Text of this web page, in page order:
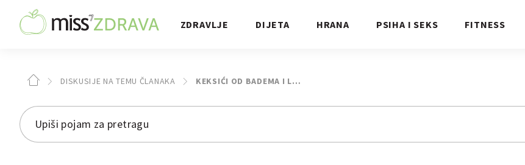
ZDRAVLJE DIJETA HRANA PSIHA I SEKS FITNESS
DISKUSIJE NA TEMU ČLANAKA KEKSIĆI OD BADEMA I L…